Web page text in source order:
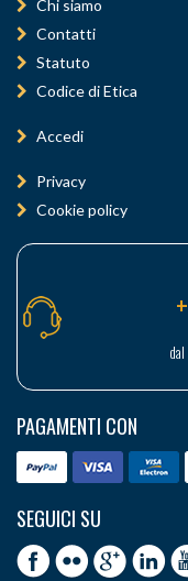
Chi siamo
Contatti
Statuto
Codice di Etica
Accedi
Privacy
Cookie policy
PAGAMENTI CON
SEGUICI SU